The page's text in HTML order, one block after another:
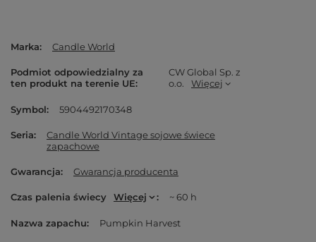
Marka Candle World
Podmiot odpowiedzialny za
ten produkt na terenie UE
CW Global Sp. z
o.o.
Więcej
Symbol 5904492170348
Seria
Candle World Vintage sojowe świece
zapachowe
Gwarancja Gwarancja producenta
Czas palenia świecy Więcej ~ 60 h
Nazwa zapachu Pumpkin Harvest